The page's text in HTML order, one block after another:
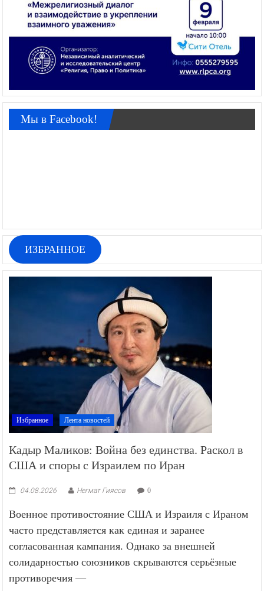
Мы в Facebook!
ИЗБРАННОЕ
Избранное Лента новостей
Кадыр Маликов: Война без единства. Раскол в
США и споры с Израилем по Иран
04.08.2026 Негмат Гиясов 0
Военное противостояние США и Израиля с Ираном
часто представляется как единая и заранее
согласованная кампания. Однако за внешней
солидарностью союзников скрываются серьёзные
противоречия —